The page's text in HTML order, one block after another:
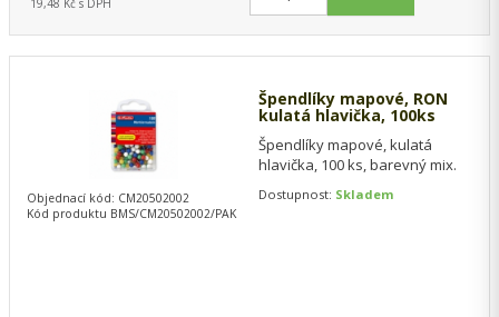
19,48 Kč s DPH
Špendlíky mapové, RON
kulatá hlavička, 100ks
Špendlíky mapové, kulatá
hlavička, 100 ks, barevný mix.
Dostupnost: Skladem
Objednací kód: CM20502002
Kód produktu BMS/CM20502002/PAK